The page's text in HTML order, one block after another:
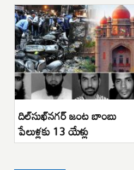
దిల్‌సుఖ్‌నగర్ జంట బాంబు
పేలుళ్లకు 13 యేళ్లు